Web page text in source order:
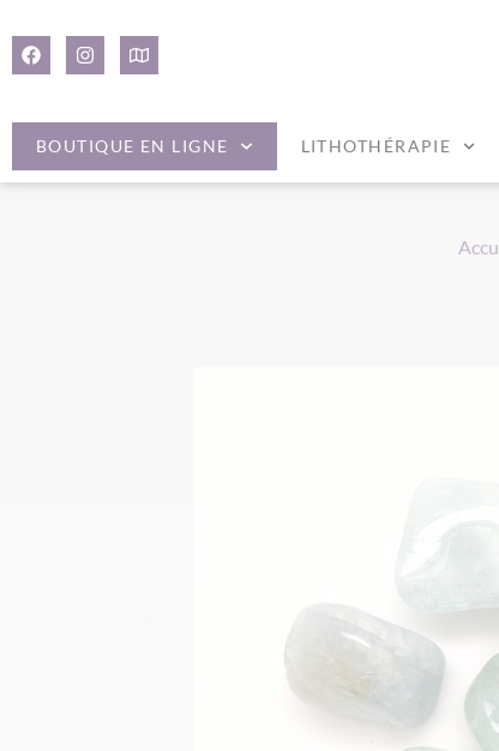
BOUTIQUE EN LIGNE LITHOTHÉRAPIE